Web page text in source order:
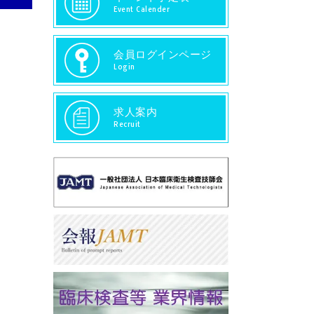
Event Calender
会員ログインページ
Login
求人案内
Recruit